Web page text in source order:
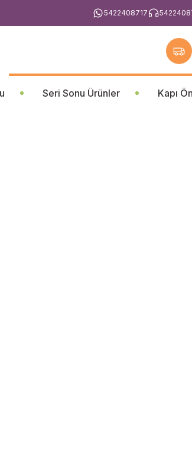
5422408717
Seri Sonu Ürünler Kapı